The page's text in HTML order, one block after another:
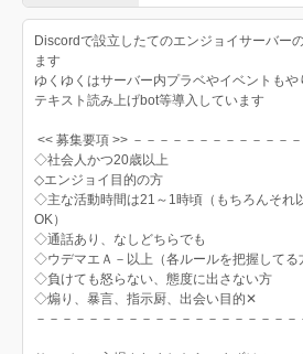
Discordで設立したてのエンジョイサーバー
ます
ゆくゆくはサーバー内プラベやイベントも
テキスト読み上げbot等導入しています
<< 募集要項 >> －－－－－－－－－－－－
◇社会人かつ20歳以上
◇エンジョイ目的の方
◇主な活動時間は21～1時頃（もちろんそれ
OK）
◇通話あり、なしどちらでも
◇ウデマエＡ－以上（各ルールを把握してる
◇負けても怒らない、態度に出さない方
◇煽り、暴言、指示厨、出会い目的‪✕‬
－－－－－－－－－－－－－－－－－－－－